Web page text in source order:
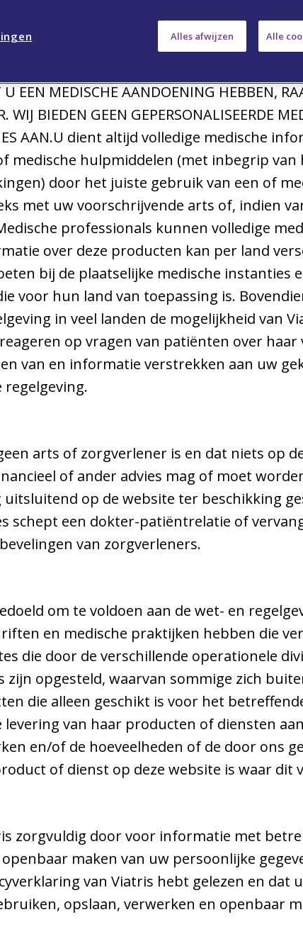
farmaceutische producten en
een gekwalificeerde medische
De productinformatie is niet bedoeld
MEDISCHE AANDOENING HEBBEN,
WIJ BIEDEN GEEN GEPERSONALISEERDE
AAN.U dient altijd volledige medische
medische hulpmiddelen (met inbegrip
door het juiste gebruik van een of
met uw voorschrijvende arts of, indien
professionals kunnen volledige
over deze producten kan per land
bij de plaatselijke medische instanties
voor hun land van toepassing is.
in veel landen de mogelijkheid van
op vragen van patiënten over
van en informatie verstrekken aan uw
arts of zorgverlener is en dat niets op
of ander advies mag of moet
op de website ter beschikking
schept een dokter-patiëntrelatie of
van zorgverleners.
om te voldoen aan de wet- en
en medische praktijken hebben die
die door de verschillende operationele
opgesteld, waarvan sommige zich
die alleen geschikt is voor het
van haar producten of diensten
en/of de hoeveelheden of de door ons
of dienst op deze website is waar dit
zorgvuldig door voor informatie met
maken van uw persoonlijke
van Viatris hebt gelezen en dat
opslaan, verwerken en openbaar
Alles afwijzen Alle